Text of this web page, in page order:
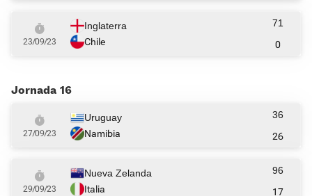
23/09/23
Inglaterra
Chile
71
0
Jornada 16
27/09/23
Uruguay
Namibia
36
26
29/09/23
Nueva Zelanda
Italia
96
17